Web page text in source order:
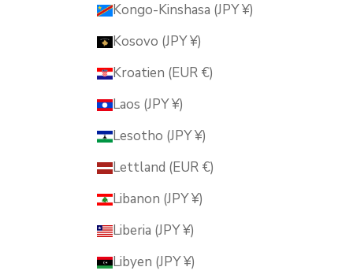
Kongo-Kinshasa (JPY ¥)
Kosovo (JPY ¥)
Kroatien (EUR €)
Laos (JPY ¥)
Lesotho (JPY ¥)
Lettland (EUR €)
Libanon (JPY ¥)
Liberia (JPY ¥)
Libyen (JPY ¥)